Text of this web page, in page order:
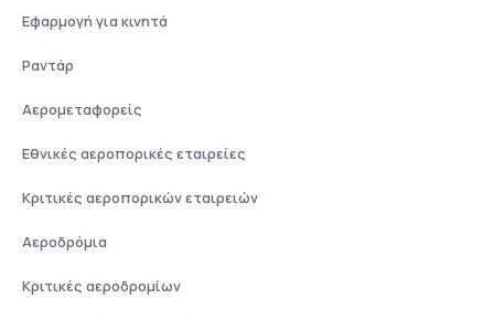
Εφαρμογή για κινητά
Ραντάρ
Αερομεταφορείς
Εθνικές αεροπορικές εταιρείες
Κριτικές αεροπορικών εταιρειών
Αεροδρόμια
Κριτικές αεροδρομίων